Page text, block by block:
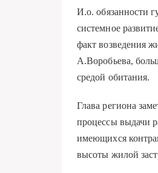
И.о. обязанности
системное
факт возведения
А.Воробьева,
средой обитания.
Глава региона
процессы выдачи
имеющихся
высоты жилой